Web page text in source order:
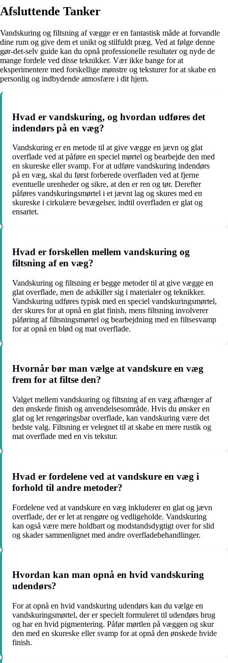
Afsluttende Tanker
Vandskuring og filtsning af vægge er en fantastisk måde at forvandle
dine rum og give dem et unikt og stilfuldt præg. Ved at følge denne
gør-det-selv guide kan du opnå professionelle resultater og nyde de
mange fordele ved disse teknikker. Vær ikke bange for at
eksperimentere med forskellige mønstre og teksturer for at skabe en
personlig og indbydende atmosfære i dit hjem.
Hvad er vandskuring, og hvordan udføres det
indendørs på en væg?
Vandskuring er en metode til at give vægge en jævn og glat
overflade ved at påføre en speciel mørtel og bearbejde den med
en skureske eller svamp. For at udføre vandskuring indendørs
på en væg, skal du først forberede overfladen ved at fjerne
eventuelle urenheder og sikre, at den er ren og tør. Derefter
påføres vandskuringsmørtel i et jævnt lag og skures med en
skureske i cirkulære bevægelser, indtil overfladen er glat og
ensartet.
Hvad er forskellen mellem vandskuring og
filtsning af en væg?
Vandskuring og filtsning er begge metoder til at give vægge en
glat overflade, men de adskiller sig i materialer og teknikker.
Vandskuring udføres typisk med en speciel vandskuringsmørtel,
der skures for at opnå en glat finish, mens filtsning involverer
påføring af filtsningsmørtel og bearbejdning med en filtsesvamp
for at opnå en blød og mat overflade.
Hvornår bør man vælge at vandskure en væg
frem for at filtse den?
Valget mellem vandskuring og filtsning af en væg afhænger af
den ønskede finish og anvendelsesområde. Hvis du ønsker en
glat og let rengøringsbar overflade, kan vandskuring være det
bedste valg. Filtsning er velegnet til at skabe en mere rustik og
mat overflade med en vis tekstur.
Hvad er fordelene ved at vandskure en væg i
forhold til andre metoder?
Fordelene ved at vandskure en væg inkluderer en glat og jævn
overflade, der er let at rengøre og vedligeholde. Vandskuring
kan også være mere holdbart og modstandsdygtigt over for slid
og skader sammenlignet med andre overfladebehandlinger.
Hvordan kan man opnå en hvid vandskuring
udendørs?
For at opnå en hvid vandskuring udendørs kan du vælge en
vandskuringsmørtel, der er specielt formuleret til udendørs brug
og har en hvid pigmentering. Påfør mørtlen på væggen og skur
den med en skureske eller svamp for at opnå den ønskede hvide
finish.